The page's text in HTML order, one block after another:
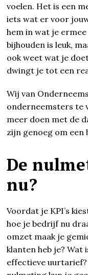
voelen. Het is een
iets wat er voor
hem in wat je
bijhouden is leuk,
ook weet wat je
dwingt je tot een
Wij van
onderneemsters te
meer doen met de
zijn genoeg om
De
nu?
Voordat je KPI’s
hoe je bedrijf nu
omzet maak je
klanten heb je?
effectieve